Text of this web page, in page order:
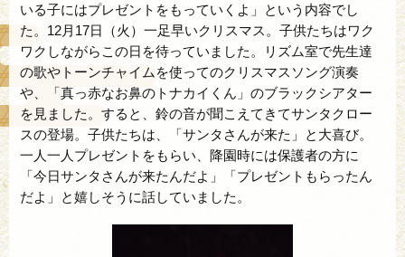
いる子にはプレゼントをもっていくよ」という内容でし
た。12月17日（火）一足早いクリスマス。子供たちはワク
ワクしながらこの日を待っていました。リズム室で先生達
の歌やトーンチャイムを使ってのクリスマスソング演奏
や、「真っ赤なお鼻のトナカイくん」のブラックシアター
を見ました。すると、鈴の音が聞こえてきてサンタクロー
スの登場。子供たちは、「サンタさんが来た」と大喜び。
一人一人プレゼントをもらい、降園時には保護者の方に
「今日サンタさんが来たんだよ」「プレゼントもらったん
だよ」と嬉しそうに話していました。